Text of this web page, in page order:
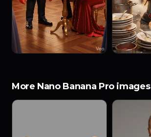
More Nano Banana Pro images